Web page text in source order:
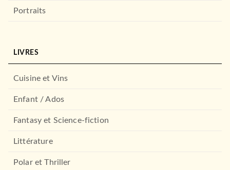
01/03/1976
LE LIVRE DE POCHE
Portraits
LIVRES
Cuisine et Vins
Enfant / Ados
Fantasy et Science-fiction
Littérature
Polar et Thriller